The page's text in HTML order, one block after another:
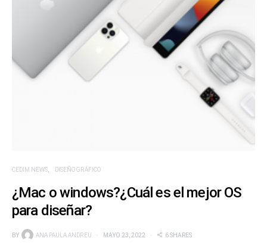
CEDIM NEWS DISEÑO GRÁFICO
¿Mac o windows?¿Cuál es el mejor OS
para diseñar?
BY ANA PAULA ANDREU MAYO 23, 2022 6 SHARES